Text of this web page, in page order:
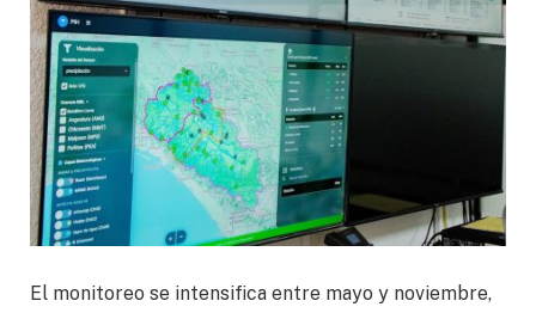
El monitoreo se intensifica entre mayo y noviembre,